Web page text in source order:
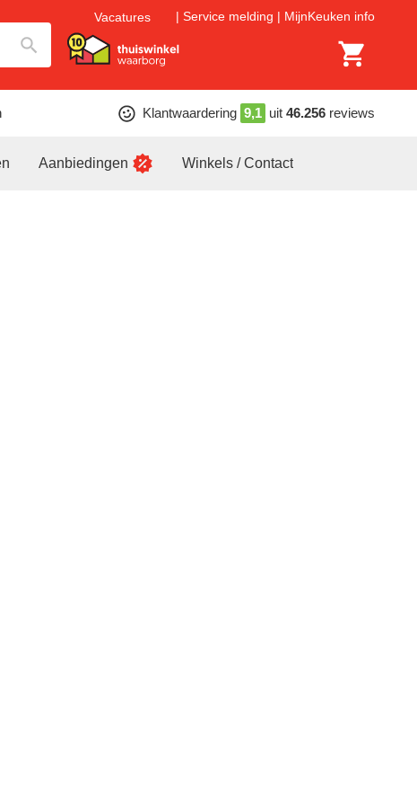
Vacatures Service melding MijnKeuken info
Klantwaardering 9,1 uit 46.256 reviews
Aanbiedingen Winkels / Contact